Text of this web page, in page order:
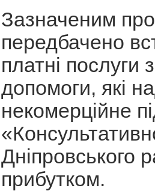
Зазначеним
передбачено
платні послуги
допомоги, які
некомерційне
Дніпровського
прибутком.